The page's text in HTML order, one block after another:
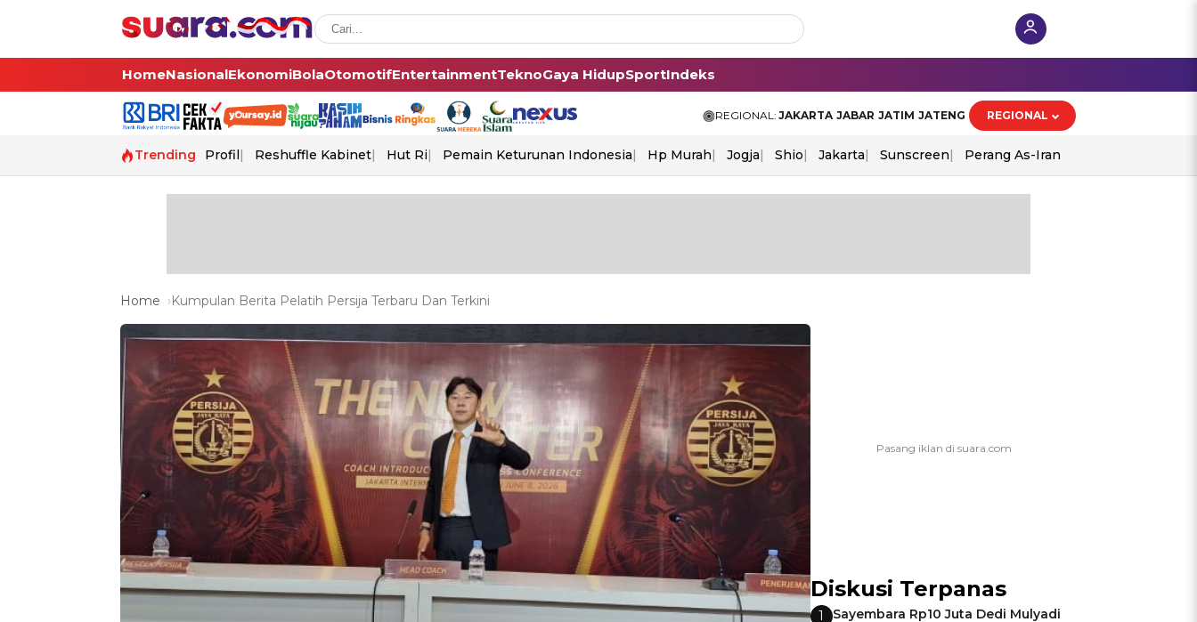
HomeNasionalEkonomiBolaOtomotifEntertainmentTeknoGaya HidupSportIndeks
REGIONAL: JAKARTA JABAR JATIM JATENG REGIONAL
Trending Profil Reshuffle Kabinet Hut Ri Pemain Keturunan Indonesia Hp Murah Jogja Shio Jakarta Sunscreen Perang As-Iran
Home Kumpulan Berita Pelatih Persija Terbaru Dan Terkini
Diskusi Terpanas
1
Sayembara Rp10 Juta Dedi Mulyadi